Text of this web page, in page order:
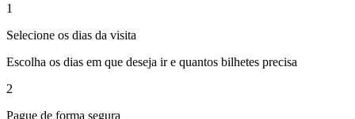
1
Selecione os dias da visita
Escolha os dias em que deseja ir e quantos bilhetes precisa
2
Pague de forma segura